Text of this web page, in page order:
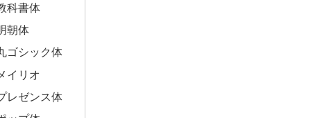
科書体
朝体
ゴシック体
イリオ
レゼンス体